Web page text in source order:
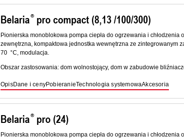
Belaria pro compact (8,13 /100/300)
Pionierska monoblokowa pompa ciepła do ogrzewania i
zewnętrzna, kompaktowa jednostka wewnętrzna ze zintegrowanym
70 °C, modulacja.
Obszar zastosowania: dom wolnostojący, dom w zabudowie
OpisDane i cenyPobieranieTechnologia systemowaAkcesoria
Belaria pro (24)
Pionierska monoblokowa pompa ciepła do ogrzewania i